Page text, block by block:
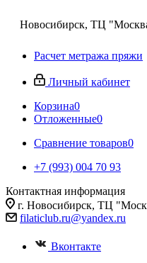
Новосибирск, ТЦ
Расчет метража пряжи
Личный кабинет
Корзина0
Отложенные0
Сравнение товаров0
+7 (993) 004 70 93
Контактная информация
г. Новосибирск, ТЦ
filaticlub.ru@yandex.ru
Вконтакте